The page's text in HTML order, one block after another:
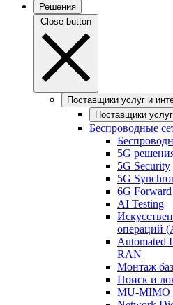
Решения
Close button
Поставщики услуг и
Поставщики
Беспроводные
5G
5G Security
5G
6G Forward
AI Testing
операций
Automated
RAN
Монтаж
Поиск и
MU-MIMO